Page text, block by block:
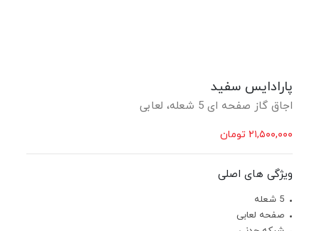
پارادایس سفید
اجاق گاز صفحه ای 5 شعله، لعابی
۲۱,۵۰۰,۰۰۰ تومان
ویژگی های اصلی
5 شعله
صفحه لعابی